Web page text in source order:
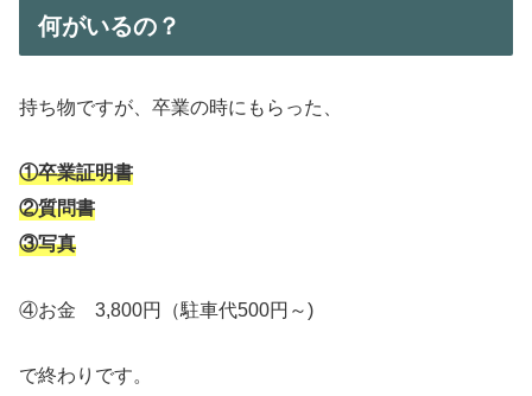
何がいるの？
持ち物ですが、卒業の時にもらった、
①卒業証明書
②質問書
③写真
④お金 3,800円（駐車代500円～)
で終わりです。